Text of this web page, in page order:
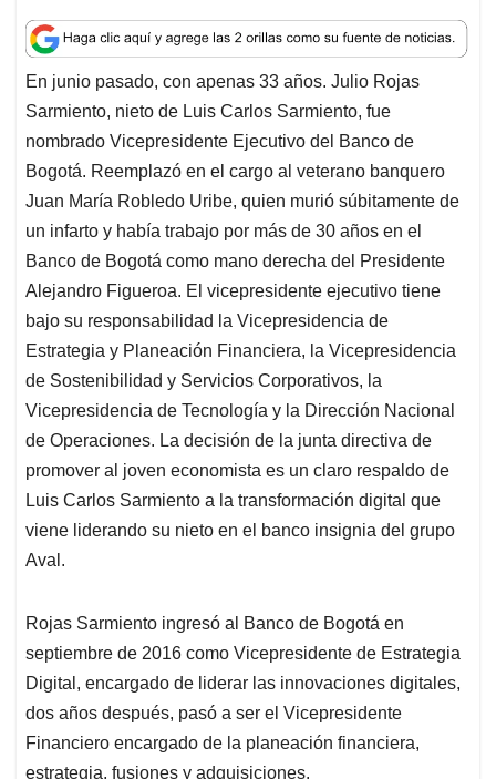
a
t
s
A
p
p
c
e
b
o
o
k
n
k
e
d
I
n
a
i
l
r
e
a
d
s
En junio pasado, con apenas 33 años. Julio Rojas
Sarmiento, nieto de Luis Carlos Sarmiento, fue
nombrado Vicepresidente Ejecutivo del Banco de
Bogotá. Reemplazó en el cargo al veterano banquero
Juan María Robledo Uribe, quien murió súbitamente de
un infarto y había trabajo por más de 30 años en el
Banco de Bogotá como mano derecha del Presidente
Alejandro Figueroa. El vicepresidente ejecutivo tiene
bajo su responsabilidad la Vicepresidencia de
Estrategia y Planeación Financiera, la Vicepresidencia
de Sostenibilidad y Servicios Corporativos, la
Vicepresidencia de Tecnología y la Dirección Nacional
de Operaciones. La decisión de la junta directiva de
promover al joven economista es un claro respaldo de
Luis Carlos Sarmiento a la transformación digital que
viene liderando su nieto en el banco insignia del grupo
Aval.
Rojas Sarmiento ingresó al Banco de Bogotá en
septiembre de 2016 como Vicepresidente de Estrategia
Digital, encargado de liderar las innovaciones digitales,
dos años después, pasó a ser el Vicepresidente
Financiero encargado de la planeación financiera,
estrategia, fusiones y adquisiciones.